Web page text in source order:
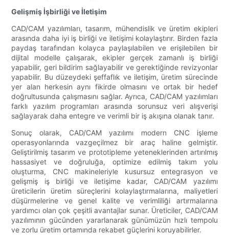
Gelişmiş İşbirliği ve İletişim
CAD/CAM yazılımları, tasarım, mühendislik ve üretim ekipleri
arasında daha iyi iş birliği ve iletişimi kolaylaştırır. Birden fazla
paydaş tarafından kolayca paylaşılabilen ve erişilebilen bir
dijital modelle çalışarak, ekipler gerçek zamanlı iş birliği
yapabilir, geri bildirim sağlayabilir ve gerektiğinde revizyonlar
yapabilir. Bu düzeydeki şeffaflık ve iletişim, üretim sürecinde
yer alan herkesin aynı fikirde olmasını ve ortak bir hedef
doğrultusunda çalışmasını sağlar. Ayrıca, CAD/CAM yazılımları
farklı yazılım programları arasında sorunsuz veri alışverişi
sağlayarak daha entegre ve verimli bir iş akışına olanak tanır.
Sonuç olarak, CAD/CAM yazılımı modern CNC işleme
operasyonlarında vazgeçilmez bir araç haline gelmiştir.
Geliştirilmiş tasarım ve prototipleme yeteneklerinden artırılmış
hassasiyet ve doğruluğa, optimize edilmiş takım yolu
oluşturma, CNC makineleriyle kusursuz entegrasyon ve
gelişmiş iş birliği ve iletişime kadar, CAD/CAM yazılımı
üreticilerin üretim süreçlerini kolaylaştırmalarına, maliyetleri
düşürmelerine ve genel kalite ve verimliliği artırmalarına
yardımcı olan çok çeşitli avantajlar sunar. Üreticiler, CAD/CAM
yazılımının gücünden yararlanarak günümüzün hızlı tempolu
ve zorlu üretim ortamında rekabet güçlerini koruyabilirler.